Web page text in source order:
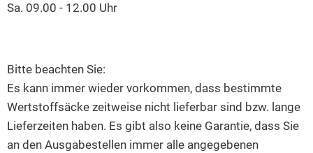
Sa. 09.00 - 12.00 Uhr
Bitte beachten Sie:
Es kann immer wieder vorkommen, dass bestimmte
Wertstoffsäcke zeitweise nicht lieferbar sind bzw. lange
Lieferzeiten haben. Es gibt also keine Garantie, dass Sie
an den Ausgabestellen immer alle angegebenen